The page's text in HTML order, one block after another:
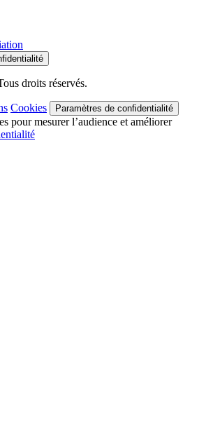
droits réservés.
Cookies Paramètres de confidentialité
pour mesurer l’audience et améliorer